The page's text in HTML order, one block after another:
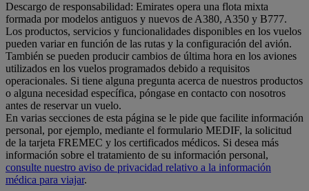
Descargo de responsabilidad: Emirates opera una flota mixta
formada por modelos antiguos y nuevos de A380, A350 y B777.
Los productos, servicios y funcionalidades disponibles en los vuelos
pueden variar en función de las rutas y la configuración del avión.
También se pueden producir cambios de última hora en los aviones
utilizados en los vuelos programados debido a requisitos
operacionales. Si tiene alguna pregunta acerca de nuestros productos
o alguna necesidad específica, póngase en contacto con nosotros
antes de reservar un vuelo.
En varias secciones de esta página se le pide que facilite información
personal, por ejemplo, mediante el formulario MEDIF, la solicitud
de la tarjeta FREMEC y los certificados médicos. Si desea más
información sobre el tratamiento de su información personal,
consulte nuestro aviso de privacidad relativo a la información
médica para viajar.